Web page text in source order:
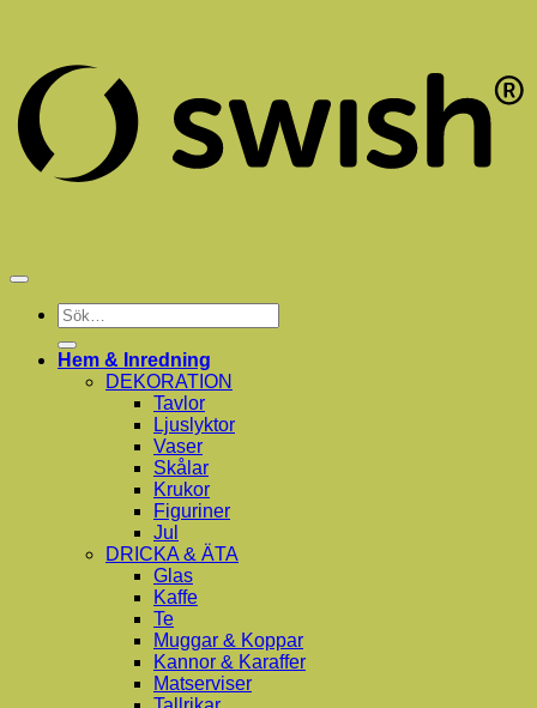
Sök
efter:
Hem & Inredning
DEKORATION
Tavlor
Ljuslyktor
Vaser
Skålar
Krukor
Figuriner
Jul
DRICKA & ÄTA
Glas
Kaffe
Te
Muggar & Koppar
Kannor & Karaffer
Matserviser